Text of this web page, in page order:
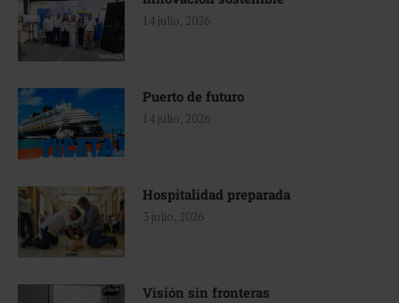
14 julio, 2026
Puerto de futuro
14 julio, 2026
Hospitalidad preparada
3 julio, 2026
Visión sin fronteras